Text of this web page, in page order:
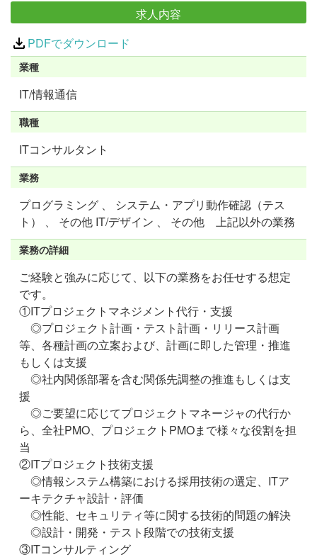
求人内容
PDFでダウンロード
業種
IT/情報通信
職種
ITコンサルタント
業務
プログラミング 、 システム・アプリ動作確認（テス
ト） 、 その他 IT/デザイン 、 その他 上記以外の業務
業務の詳細
ご経験と強みに応じて、以下の業務をお任せする想定
です。
①ITプロジェクトマネジメント代行・支援
◎プロジェクト計画・テスト計画・リリース計画
等、各種計画の立案および、計画に即した管理・推進
もしくは支援
◎社内関係部署を含む関係先調整の推進もしくは支
援
◎ご要望に応じてプロジェクトマネージャの代行か
ら、全社PMO、プロジェクトPMOまで様々な役割を担
当
②ITプロジェクト技術支援
◎情報システム構築における採用技術の選定、ITア
ーキテクチャ設計・評価
◎性能、セキュリティ等に関する技術的問題の解決
◎設計・開発・テスト段階での技術支援
③ITコンサルティング